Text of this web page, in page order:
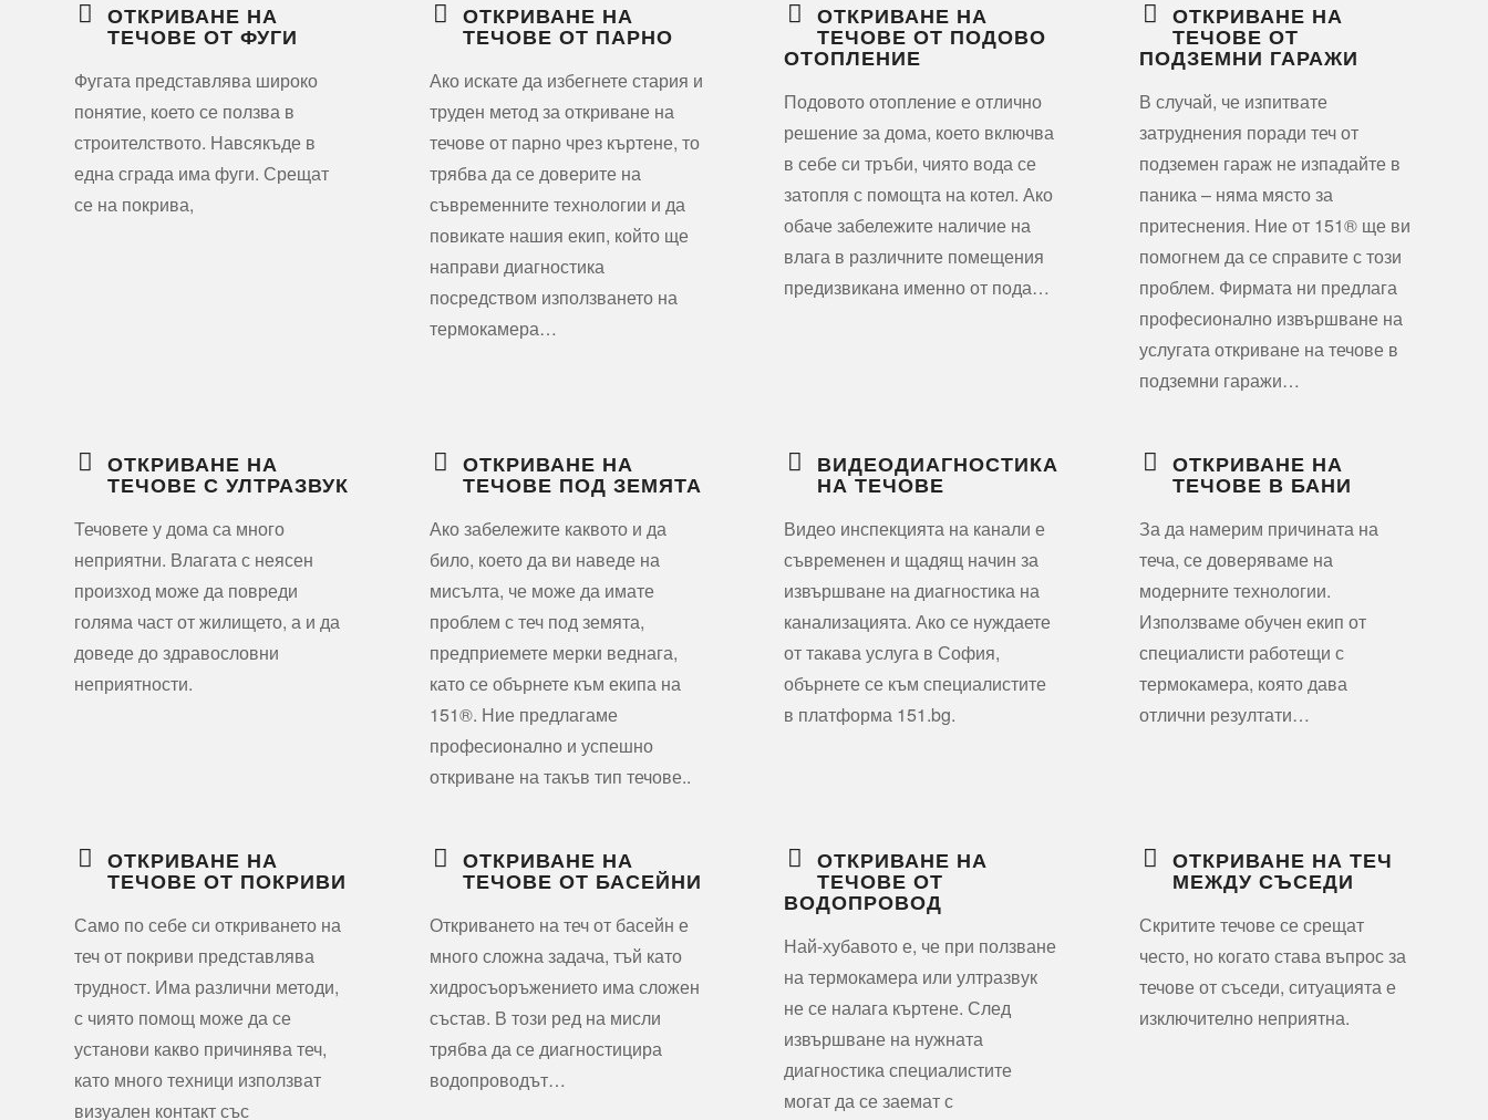
ОТКРИВАНЕ НА
ТЕЧОВЕ ОТ ФУГИ
Фугата представлява широко
понятие, което се ползва в
строителството. Навсякъде в
една сграда има фуги. Срещат
се на покрива,
ОТКРИВАНЕ НА
ТЕЧОВЕ ОТ ПАРНО
Ако искате да избегнете стария и
труден метод за откриване на
течове от парно чрез къртене, то
трябва да се доверите на
съвременните технологии и да
повикате нашия екип, който ще
направи диагностика
посредством използването на
термокамера…
ОТКРИВАНЕ НА
ТЕЧОВЕ ОТ ПОДОВО
ОТОПЛЕНИЕ
Подовото отопление е отлично
решение за дома, което включва
в себе си тръби, чиято вода се
затопля с помощта на котел. Ако
обаче забележите наличие на
влага в различните помещения
предизвикана именно от пода…
ОТКРИВАНЕ НА
ТЕЧОВЕ ОТ
ПОДЗЕМНИ ГАРАЖИ
В случай, че изпитвате
затруднения поради теч от
подземен гараж не изпадайте в
паника – няма място за
притеснения. Ние от 151® ще ви
помогнем да се справите с този
проблем. Фирмата ни предлага
професионално извършване на
услугата откриване на течове в
подземни гаражи…
ОТКРИВАНЕ НА
ТЕЧОВЕ С УЛТРАЗВУК
Течовете у дома са много
неприятни. Влагата с неясен
произход може да повреди
голяма част от жилището, а и да
доведе до здравословни
неприятности.
ОТКРИВАНЕ НА
ТЕЧОВЕ ПОД ЗЕМЯТА
Ако забележите каквото и да
било, което да ви наведе на
мисълта, че може да имате
проблем с теч под земята,
предприемете мерки веднага,
като се обърнете към екипа на
151®. Ние предлагаме
професионално и успешно
откриване на такъв тип течове..
ВИДЕОДИАГНОСТИКА
НА ТЕЧОВЕ
Видео инспекцията на канали е
съвременен и щадящ начин за
извършване на диагностика на
канализацията. Ако се нуждаете
от такава услуга в София,
обърнете се към специалистите
в платформа 151.bg.
ОТКРИВАНЕ НА
ТЕЧОВЕ В БАНИ
За да намерим причината на
теча, се доверяваме на
модерните технологии.
Използваме обучен екип от
специалисти работещи с
термокамера, която дава
отлични резултати…
ОТКРИВАНЕ НА
ТЕЧОВЕ ОТ ПОКРИВИ
Само по себе си откриването на
теч от покриви представлява
трудност. Има различни методи,
с чиято помощ може да се
установи какво причинява теч,
като много техници използват
визуален контакт със
ОТКРИВАНЕ НА
ТЕЧОВЕ ОТ БАСЕЙНИ
Откриването на теч от басейн е
много сложна задача, тъй като
хидросъоръжението има сложен
състав. В този ред на мисли
трябва да се диагностицира
водопроводът…
ОТКРИВАНЕ НА
ТЕЧОВЕ ОТ
ВОДОПРОВОД
Най-хубавото е, че при ползване
на термокамера или ултразвук
не се налага къртене. След
извършване на нужната
диагностика специалистите
могат да се заемат с
ОТКРИВАНЕ НА ТЕЧ
МЕЖДУ СЪСЕДИ
Скритите течове се срещат
често, но когато става въпрос за
течове от съседи, ситуацията е
изключително неприятна.